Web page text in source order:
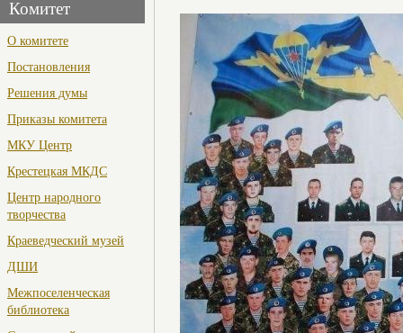
Комитет
О комитете
Постановления
Решения думы
Приказы комитета
МКУ Центр
Крестецкая МКДС
Центр народного
творчества
Краеведческий музей
ДШИ
Межпоселенческая
библиотека